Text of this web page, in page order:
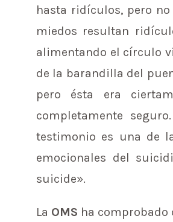
hasta ridículos, pero
miedos resultan
alimentando el círculo
de la barandilla del
pero ésta era
completamente
testimonio es una de
emocionales del
suicide».
La OMS ha